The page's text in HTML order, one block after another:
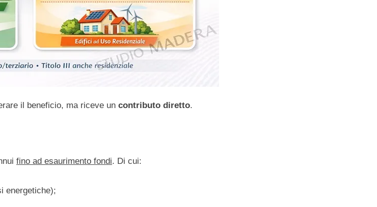
il beneficio, ma riceve un contributo diretto.
fino ad esaurimento fondi. Di cui:
energetiche);